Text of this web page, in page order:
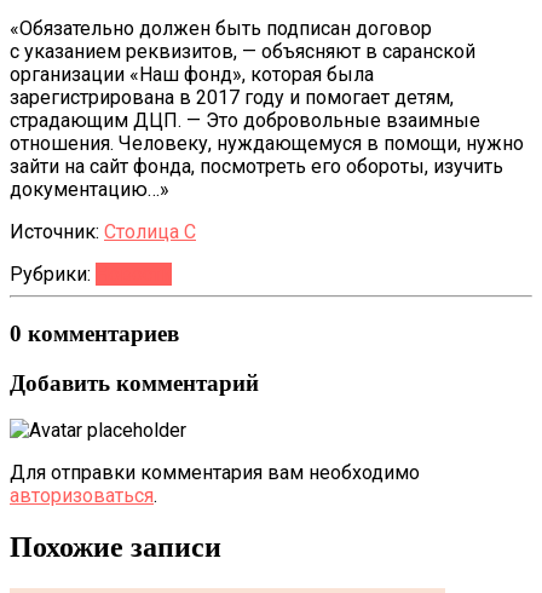
«Обязательно должен быть подписан договор
с указанием реквизитов, — объясняют в саранской
организации «Наш фонд», которая была
зарегистрирована в 2017 году и помогает детям,
страдающим ДЦП. — Это добровольные взаимные
отношения. Человеку, нуждающемуся в помощи, нужно
зайти на сайт фонда, посмотреть его обороты, изучить
документацию…»
Источник: Столица С
Рубрики:
0 комментариев
Добавить комментарий
Для отправки комментария вам необходимо
авторизоваться.
Похожие записи